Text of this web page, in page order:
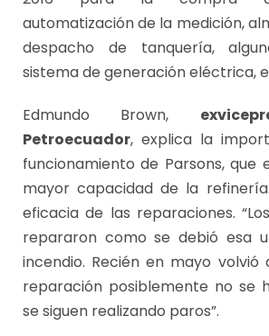
automatización de la medición,
despacho de tanquería,
sistema de generación eléctrica,
Edmundo Brown,
Petroecuador, explica la
funcionamiento de Parsons, que
mayor capacidad de la
eficacia de las reparaciones.
repararon como se debió esa
incendio. Recién en mayo volvió
reparación posiblemente no se
se siguen realizando paros”.